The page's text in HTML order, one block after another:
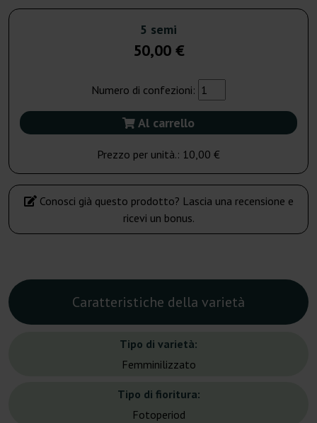
5 semi
50,00 €
Numero di confezioni:
Al carrello
Prezzo per unità.: 10,00 €
Conosci già questo prodotto? Lascia una recensione e
ricevi un bonus.
Caratteristiche della varietà
Tipo di varietà:
Femminilizzato
Tipo di fioritura:
Fotoperiod